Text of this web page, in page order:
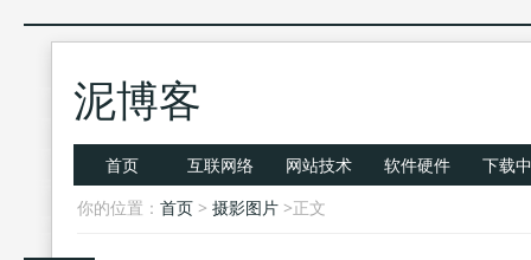
泥博客
首页 互联网络 网站技术 软件硬件
下载
你的位置： 首页 > 摄影图片 >正文